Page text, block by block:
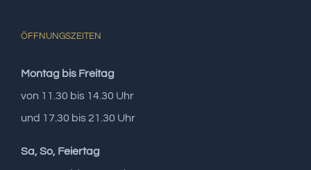
ÖFFNUNGSZEITEN
Montag bis Freitag
von 11.30 bis 14.30 Uhr
und 17.30 bis 21.30 Uhr
Sa, So, Feiertag